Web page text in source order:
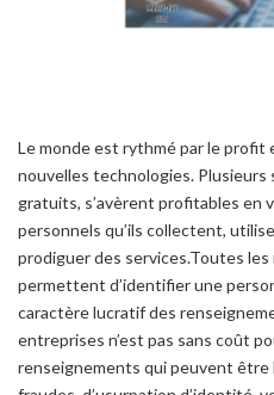
Le monde est rythmé par le
nouvelles technologies. Plusieurs
gratuits, s’avèrent profitables en
personnels qu’ils collectent,
prodiguer des services.Toutes
permettent d’identifier une
caractère lucratif des
entreprises n’est pas sans coût
renseignements qui peuvent être